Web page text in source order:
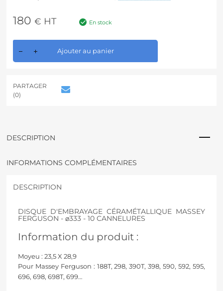
180 € HT En stock
Ajouter au panier
PARTAGER
(0)
DESCRIPTION
INFORMATIONS COMPLÉMENTAIRES
DESCRIPTION
DISQUE D'EMBRAYAGE CÉRAMÉTALLIQUE MASSEY
FERGUSON - ⌀333 - 10 CANNELURES
Information du produit :
Moyeu : 23,5 X 28,9
Pour Massey Ferguson : 188T, 298, 390T, 398, 590, 592, 595,
696, 698, 698T, 699…